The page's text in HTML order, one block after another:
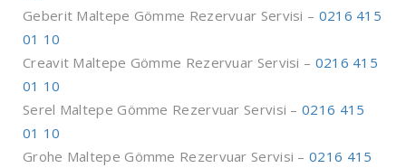
Geberit Maltepe Gömme Rezervuar Servisi – 0216 415
01 10
Creavit Maltepe Gömme Rezervuar Servisi – 0216 415
01 10
Serel Maltepe Gömme Rezervuar Servisi – 0216 415
01 10
Grohe Maltepe Gömme Rezervuar Servisi – 0216 415